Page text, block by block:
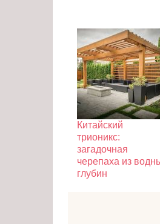
Китайский
трионикс:
загадочная
черепаха из
глубин